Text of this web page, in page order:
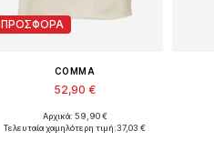
ΠΡΟΣΦΟΡΑ
COMMA
52,90 €
Αρχικά: 59,90 €
Τελευταία χαμηλότερη τιμή:37,03 €